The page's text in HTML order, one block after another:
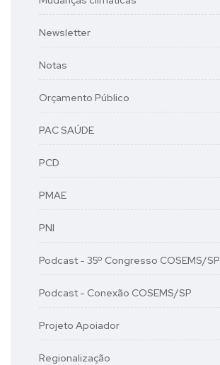
Newsletter
Notas
Orçamento Público
PAC SAÚDE
PCD
PMAE
PNI
Podcast - 35º Congresso COSEMS/SP
Podcast - Conexão COSEMS/SP
Projeto Apoiador
Regionalização